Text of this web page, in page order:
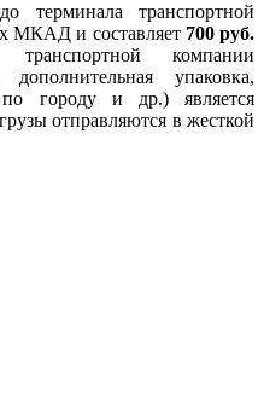
терминала транспортной
МКАД и составляет 700 руб.
компании
дополнительная упаковка,
по городу и др.) является
отправляются в жесткой